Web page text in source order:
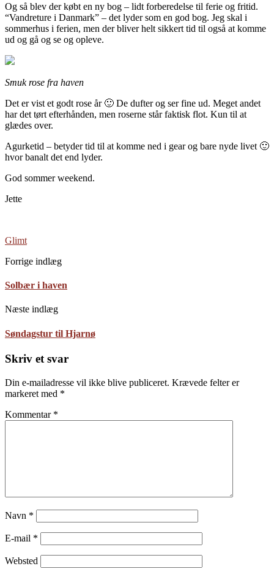
Og så blev der købt en ny bog – lidt forberedelse til ferie og fritid.
“Vandreture i Danmark” – det lyder som en god bog. Jeg skal i
sommerhus i ferien, men der bliver helt sikkert tid til også at komme
ud og gå og se og opleve.
Smuk rose fra haven
Det er vist et godt rose år 🙂 De dufter og ser fine ud. Meget andet
har det tørt efterhånden, men roserne står faktisk flot. Kun til at
glædes over.
Agurketid – betyder tid til at komme ned i gear og bare nyde livet 🙂
hvor banalt det end lyder.
God sommer weekend.
Jette
Glimt
Forrige indlæg
Solbær i haven
Næste indlæg
Søndagstur til Hjarnø
Skriv et svar
Din e-mailadresse vil ikke blive publiceret. Krævede felter er
markeret med *
Kommentar *
Navn *
E-mail *
Websted